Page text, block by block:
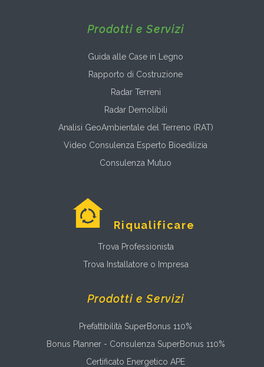
Prodotti e Servizi
Guida alle Case in Legno
Rapporto di Costruzione
Radar Terreni
Radar Demolibili
Analisi GeoAmbientale del Terreno (RAT)
Video Consulenza Esperto Bioedilizia
Consulenza Mutuo
Riqualificare
Trova Professionista
Trova Installatore o Impresa
Prodotti e Servizi
Prefattibilità SuperBonus 110%
Bonus Planner - Consulenza SuperBonus 110%
Certificato Energetico APE